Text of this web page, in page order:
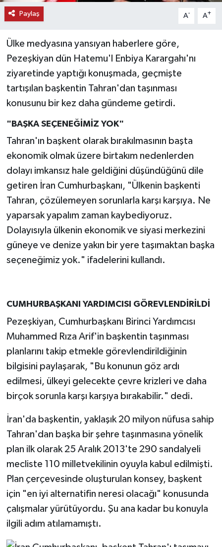
Paylaş A- A+
Ülke medyasına yansıyan haberlere göre,
Pezeşkiyan dün Hatemu'l Enbiya Karargahı'nı
ziyaretinde yaptığı konuşmada, geçmişte
tartışılan başkentin Tahran'dan taşınması
konusunu bir kez daha gündeme getirdi.
"BAŞKA SEÇENEĞİMİZ YOK"
Tahran'ın başkent olarak bırakılmasının başta
ekonomik olmak üzere birtakım nedenlerden
dolayı imkansız hale geldiğini düşündüğünü dile
getiren İran Cumhurbaşkanı, "Ülkenin başkenti
Tahran, çözülemeyen sorunlarla karşı karşıya. Ne
yaparsak yapalım zaman kaybediyoruz.
Dolayısıyla ülkenin ekonomik ve siyasi merkezini
güneye ve denize yakın bir yere taşımaktan başka
seçeneğimiz yok." ifadelerini kullandı.
CUMHURBAŞKANI YARDIMCISI GÖREVLENDİRİLDİ
Pezeşkiyan, Cumhurbaşkanı Birinci Yardımcısı
Muhammed Rıza Arif'in başkentin taşınması
planlarını takip etmekle görevlendirildiğinin
bilgisini paylaşarak, "Bu konunun göz ardı
edilmesi, ülkeyi gelecekte çevre krizleri ve daha
birçok sorunla karşı karşıya bırakabilir." dedi.
İran'da başkentin, yaklaşık 20 milyon nüfusa sahip
Tahran'dan başka bir şehre taşınmasına yönelik
plan ilk olarak 25 Aralık 2013'te 290 sandalyeli
mecliste 110 milletvekilinin oyuyla kabul edilmişti.
Plan çerçevesinde oluşturulan konsey, başkent
için "en iyi alternatifin neresi olacağı" konusunda
çalışmalar yürütüyordu. Şu ana kadar bu konuyla
ilgili adım atılamamıştı.